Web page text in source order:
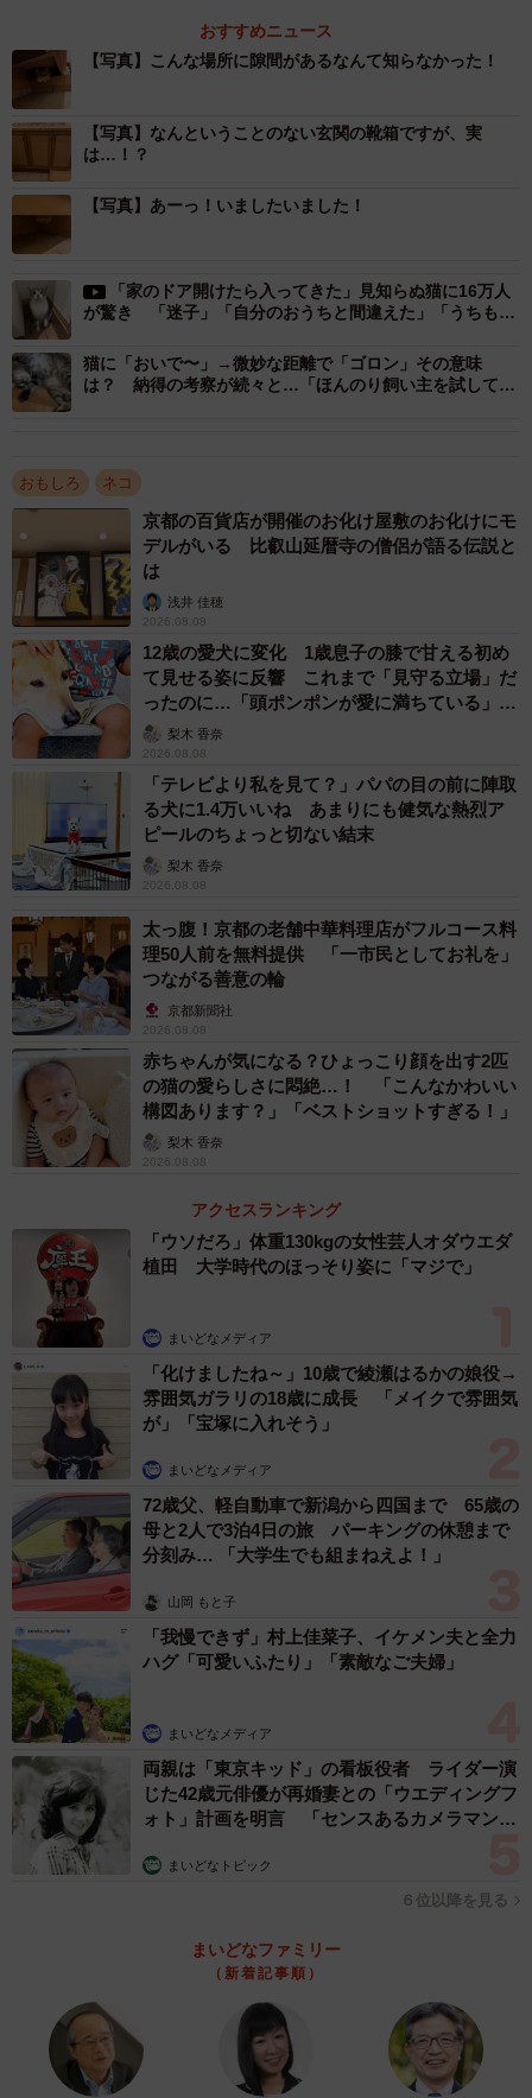
チラッともふもふが・・・＝rika et demiさん（@majomirutam）提供
rika et demiさんにお話を聞きました。
3/6
こんなところに！＝rika et demiさん（@majomirutam）提供
ーー可愛い猫ですね。
「チンチラゴールデンのメス、ゴロンちゃん7歳です。繁殖
引退猫です」
4/6
20年住んでいても気に留めなかったという隙間＝rika et demiさん
ーー姿が見えなくなって心配だったでしょう。
「5月1日の14時30分頃に居なくなってることに気づきまし
た。この日はお昼前からゴロンちゃんに初めてのシャンプ
ーをして、少し遅い昼食を取ってホッとした時にゴロンが
おすすめニュース
【写真】こんな場所に隙間があるなんて知らなかった！
【写真】なんということのない玄関の靴箱ですが、実
は…！？
【写真】あーっ！いましたいました！
「家のドア開けたら入ってきた」見知らぬ猫に16万人
が驚き 「迷子」「自分のおうちと間違えた」「うちもあ
猫に「おいで〜」→微妙な距離で「ゴロン」その意味
は？ 納得の考察が続々と…「ほんのり飼い主を試して
おもしろ ネコ
京都の百貨店が開催のお化け屋敷のお化けにモ
デルがいる 比叡山延暦寺の僧侶が語る伝説と
は
浅井 佳穂
2026.08.08
12歳の愛犬に変化 1歳息子の膝で甘える初め
て見せる姿に反響 これまで「見守る立場」だ
ったのに…「頭ポンポンが愛に満ちている」
「尊…」
梨木 香奈
2026.08.08
「テレビより私を見て？」パパの目の前に陣取
る犬に1.4万いいね あまりにも健気な熱烈ア
ピールのちょっと切ない結末
梨木 香奈
2026.08.08
太っ腹！京都の老舗中華料理店がフルコース料
理50人前を無料提供 「一市民としてお礼を」
つながる善意の輪
京都新聞社
2026.08.08
赤ちゃんが気になる？ひょっこり顔を出す2匹
の猫の愛らしさに悶絶…！ 「こんなかわいい
構図あります？」「ベストショットすぎる！」
梨木 香奈
2026.08.08
アクセスランキング
「ウソだろ」体重130kgの女性芸人オダウエダ
植田 大学時代のほっそり姿に「マジで」
まいどなメディア
「化けましたね～」10歳で綾瀬はるかの娘役→
雰囲気ガラリの18歳に成長 「メイクで雰囲気
が」「宝塚に入れそう」
まいどなメディア
72歳父、軽自動車で新潟から四国まで 65歳の
母と2人で3泊4日の旅 パーキングの休憩まで
分刻み… 「大学生でも組まねえよ！」
山岡 もと子
「我慢できず」村上佳菜子、イケメン夫と全力
ハグ「可愛いふたり」「素敵なご夫婦」
まいどなメディア
両親は「東京キッド」の看板役者 ライダー演
じた42歳元俳優が再婚妻との「ウエディングフ
ォト」計画を明言 「センスあるカメラマン求
まいどなトピック
６位以降を見る
まいどなファミリー
（新着記事順）